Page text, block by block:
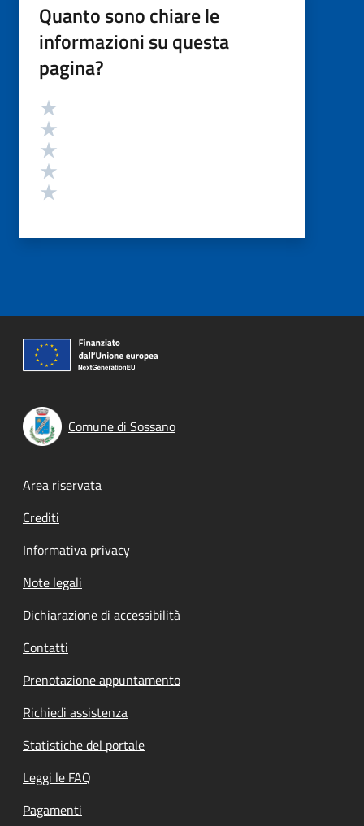
Quanto sono chiare le
informazioni su questa
pagina?
Valutazione
Comune di Sossano
Footer menu
Area riservata
Crediti
Informativa privacy
Note legali
Dichiarazione di accessibilità
Contatti
Prenotazione appuntamento
Richiedi assistenza
Statistiche del portale
Leggi le FAQ
Pagamenti